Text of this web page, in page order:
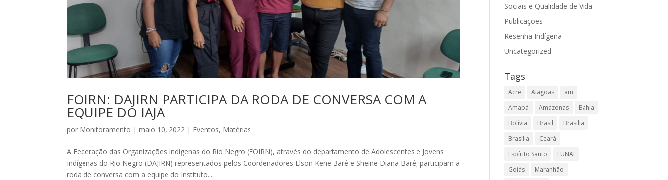
FOIRN: DAJIRN PARTICIPA DA RODA DE CONVERSA COM A
EQUIPE DO IAJA
por Monitoramento |maio 10, 2022 | Eventos, Matérias
A Federação das Organizações Indígenas do Rio Negro (FOIRN), através do departamento de Adolescentes e Jovens
Indígenas do Rio Negro (DAJIRN) representados pelos Coordenadores Elson Kene Baré e Sheine Diana Baré, participam a
roda de conversa com a equipe do Instituto...
Sociais e Qualidade de Vida
Publicações
Resenha Indígena
Uncategorized
Tags
Acre Alagoas
am
Amapá
Amazonas
Bahia
Bolívia
Brasil
Brasilia
Brasília
Ceará
Espírito Santo
FUNAI
Goiás
Maranhão